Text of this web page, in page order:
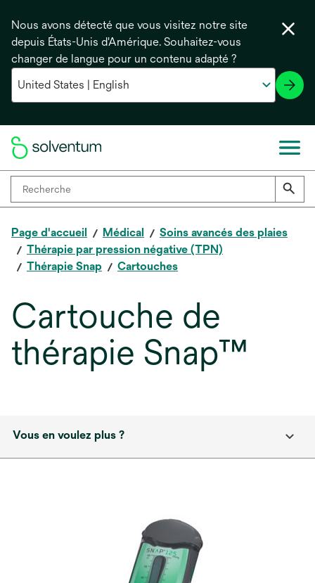
Nous avons détecté que vous visitez notre site
depuis États-Unis d'Amérique. Souhaitez-vous
changer de langue pour un contenu adapté ?
Page d'accueil Médical
Soins avancés des plaies
Thérapie par pression négative (TPN)
Thérapie Snap
Cartouches
Cartouche de
thérapie Snap™
Vous en voulez plus ?